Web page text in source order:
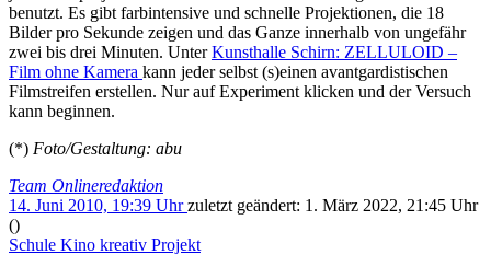
benutzt. Es gibt farbin­tensive und schnelle Projektionen, die 18
Bilder pro Sekunde zeigen und das Ganze innerhalb von ungefähr
zwei bis drei Minuten. UnterKunsthalle Schirn: ZELLULOID –
Film ohne Kamera kann jeder selbst (s)einen avantgardistischen
Filmstreifen erstellen. Nur auf Experiment klicken und der Versuch
kann beginnen.
(*) Foto/Gestaltung: abu
Team Onlineredaktion
14. Juni 2010, 19:39 Uhrzuletzt geändert: 1. März 2022, 21:45 Uhr
()
Schule Kino kreativ Projekt